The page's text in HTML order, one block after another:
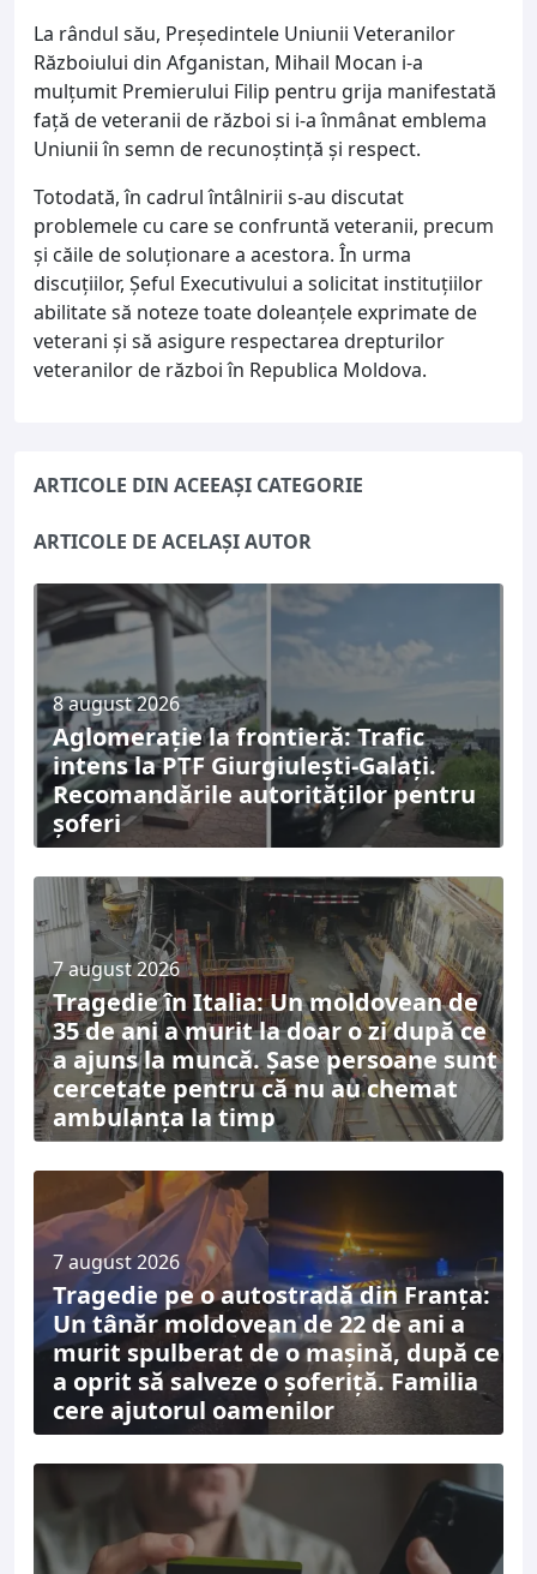
La rândul său, Președintele Uniunii Veteranilor
Războiului din Afganistan, Mihail Mocan i-a
mulțumit Premierului Filip pentru grija manifestată
faţă de veteranii de război si i-a înmânat emblema
Uniunii în semn de recunoștință și respect.
Totodată, în cadrul întâlnirii s-au discutat
problemele cu care se confruntă veteranii, precum
și căile de soluționare a acestora. În urma
discuțiilor, Șeful Executivului a solicitat instituțiilor
abilitate să noteze toate doleanţele exprimate de
veterani şi să asigure respectarea drepturilor
veteranilor de război în Republica Moldova.
ARTICOLE DIN ACEEAȘI CATEGORIE
ARTICOLE DE ACELAȘI AUTOR
8 august 2026
Aglomerație la frontieră: Trafic
intens la PTF Giurgiulești-Galați.
Recomandările autorităților pentru
șoferi
7 august 2026
Tragedie în Italia: Un moldovean de
35 de ani a murit la doar o zi după ce
a ajuns la muncă. Șase persoane sunt
cercetate pentru că nu au chemat
ambulanța la timp
7 august 2026
Tragedie pe o autostradă din Franța:
Un tânăr moldovean de 22 de ani a
murit spulberat de o mașină, după ce
a oprit să salveze o șoferiță. Familia
cere ajutorul oamenilor